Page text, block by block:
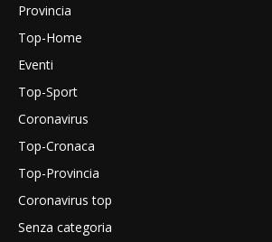
Provincia
Top-Home
Eventi
Top-Sport
Coronavirus
Top-Cronaca
Top-Provincia
Coronavirus top
Senza categoria